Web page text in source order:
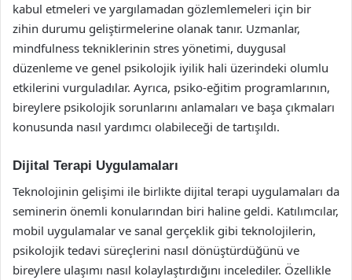
kabul etmeleri ve yargılamadan gözlemlemeleri için bir
zihin durumu geliştirmelerine olanak tanır. Uzmanlar,
mindfulness tekniklerinin stres yönetimi, duygusal
düzenleme ve genel psikolojik iyilik hali üzerindeki olumlu
etkilerini vurguladılar. Ayrıca, psiko-eğitim programlarının,
bireylere psikolojik sorunlarını anlamaları ve başa çıkmaları
konusunda nasıl yardımcı olabileceği de tartışıldı.
Dijital Terapi Uygulamaları
Teknolojinin gelişimi ile birlikte dijital terapi uygulamaları da
seminerin önemli konularından biri haline geldi. Katılımcılar,
mobil uygulamalar ve sanal gerçeklik gibi teknolojilerin,
psikolojik tedavi süreçlerini nasıl dönüştürdüğünü ve
bireylere ulaşımı nasıl kolaylaştırdığını incelediler. Özellikle